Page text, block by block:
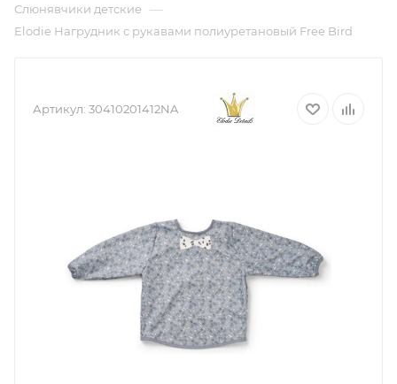
Слюнявчики детские —
Elodie Нагрудник с рукавами полиуретановый Free Bird
Артикул: 30410201412NA